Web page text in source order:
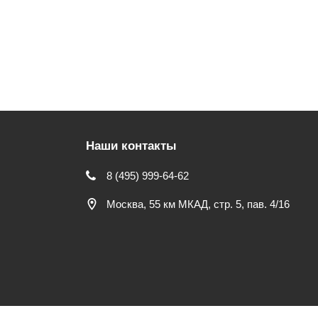
Наши контакты
8 (495) 999-64-62
Москва, 55 км МКАД, стр. 5, пав. 4/16